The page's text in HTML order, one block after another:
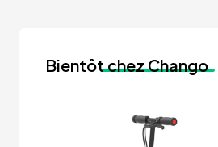
Bientôtchez Chango